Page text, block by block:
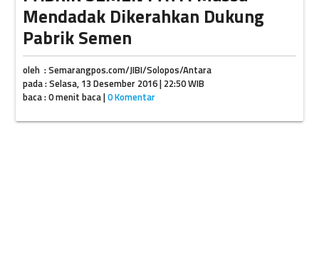
Mendadak Dikerahkan Dukung
Pabrik Semen
oleh : Semarangpos.com/JIBI/Solopos/Antara
pada : Selasa, 13 Desember 2016 | 22:50 WIB
baca : 0 menit baca |0 Komentar